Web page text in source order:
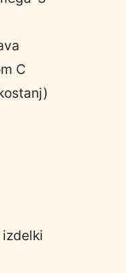
C
izdelki